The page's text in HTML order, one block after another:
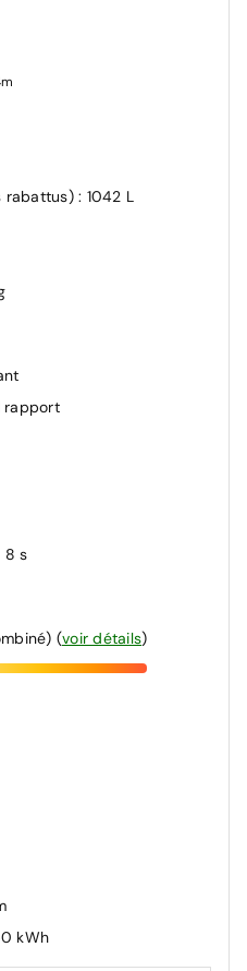
rabattus) : 1042 L
rapport
8 s
(voir détails)
kWh